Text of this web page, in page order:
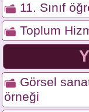
11. Sınıf
Toplum
Görsel
örneği